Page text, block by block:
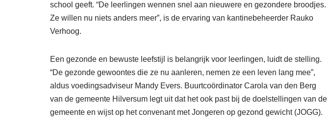
school geeft. “De leerlingen wennen snel aan nieuwere en gezondere broodjes.
Ze willen nu niets anders meer”, is de ervaring van kantinebeheerder Rauko
Verhoog.
Een gezonde en bewuste leefstijl is belangrijk voor leerlingen, luidt de stelling.
“De gezonde gewoontes die ze nu aanleren, nemen ze een leven lang mee”,
aldus voedingsadviseur Mandy Evers. Buurtcoördinator Carola van den Berg
van de gemeente Hilversum legt uit dat het ook past bij de doelstellingen van de
gemeente en wijst op het convenant met Jongeren op gezond gewicht (JOGG).